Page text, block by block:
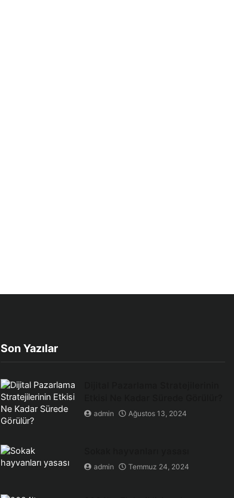
Son Yazılar
admin Ağustos 13, 2024
admin Temmuz 24, 2024